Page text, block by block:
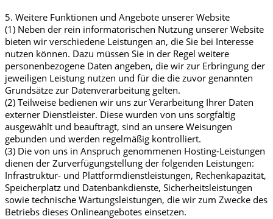
5. Weitere Funktionen und Angebote unserer Website
(1) Neben der rein informatorischen Nutzung unserer Website
bieten wir verschiedene Leistungen an, die Sie bei Interesse
nutzen können. Dazu müssen Sie in der Regel weitere
personenbezogene Daten angeben, die wir zur Erbringung der
jeweiligen Leistung nutzen und für die die zuvor genannten
Grundsätze zur Datenverarbeitung gelten.
(2) Teilweise bedienen wir uns zur Verarbeitung Ihrer Daten
externer Dienstleister. Diese wurden von uns sorgfältig
ausgewählt und beauftragt, sind an unsere Weisungen
gebunden und werden regelmäßig kontrolliert.
(3) Die von uns in Anspruch genommenen Hosting-Leistungen
dienen der Zurverfügungstellung der folgenden Leistungen:
Infrastruktur- und Plattformdienstleistungen, Rechenkapazität,
Speicherplatz und Datenbankdienste, Sicherheitsleistungen
sowie technische Wartungsleistungen, die wir zum Zwecke des
Betriebs dieses Onlineangebotes einsetzen.